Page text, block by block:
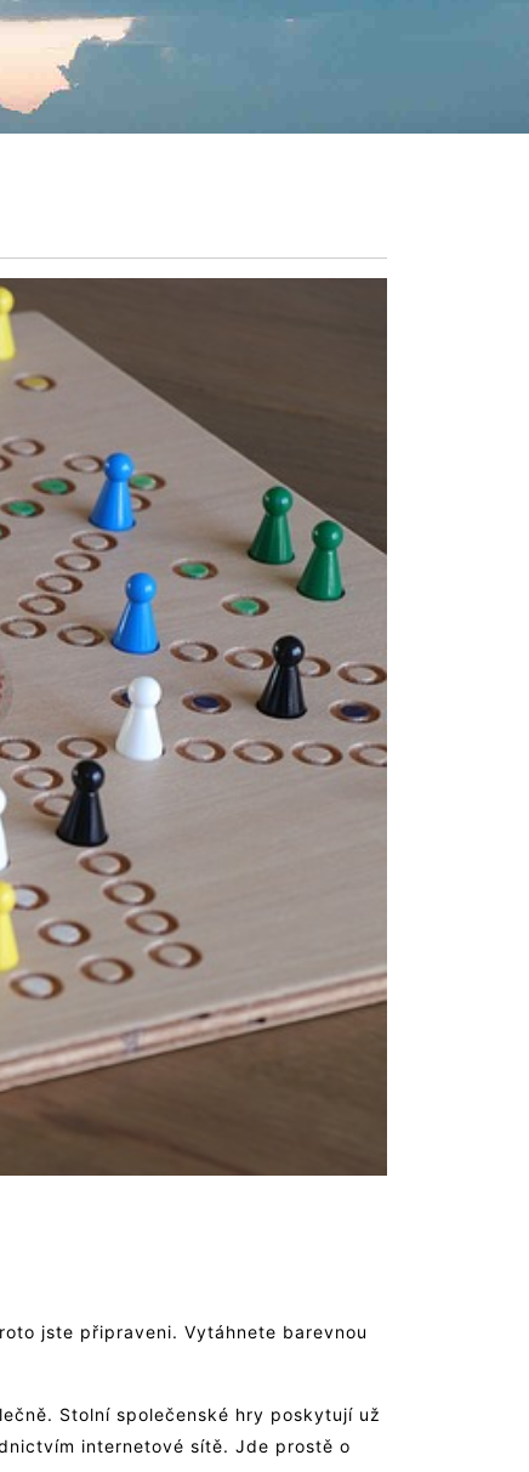
jste připraveni. Vytáhnete barevnou
Stolní společenské hry poskytují už
internetové sítě. Jde prostě o